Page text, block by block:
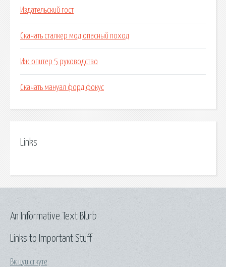
Издательский гост
Скачать сталкер мод опасный поход
Иж юпитер 5 руководство
Скачать мануал форд фокус
Links
Links to Important Stuff
Вк цуи сгкуте
An Informative Text Blurb